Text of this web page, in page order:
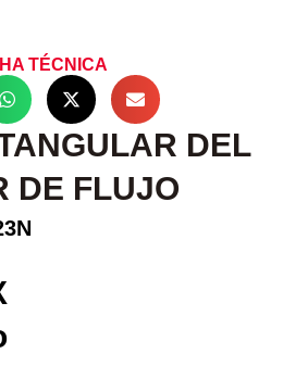
TÉCNICA
DEL
DE FLUJO